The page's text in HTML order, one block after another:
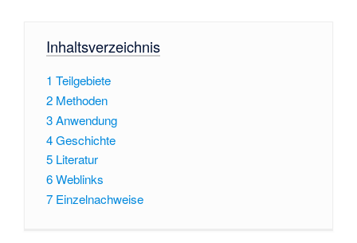
Inhaltsverzeichnis
1 Teilgebiete
2 Methoden
3Anwendung
4Geschichte
5 Literatur
6Weblinks
7 Einzelnachweise